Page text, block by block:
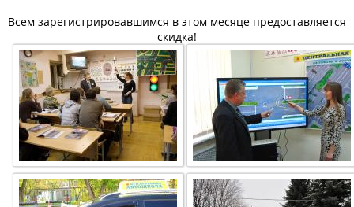
Всем зарегистрировавшимся в этом месяце предоставляется
скидка!